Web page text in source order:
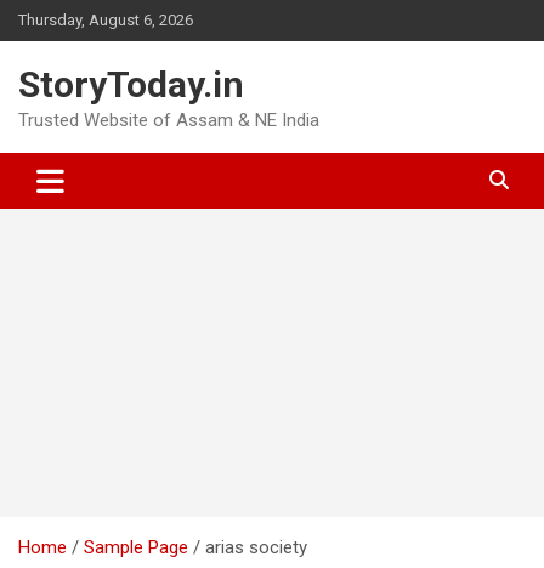
Skip
to
Thursday, August 6, 2026
StoryToday.in
Trusted Website of Assam & NE India
Home Sample Page arias society